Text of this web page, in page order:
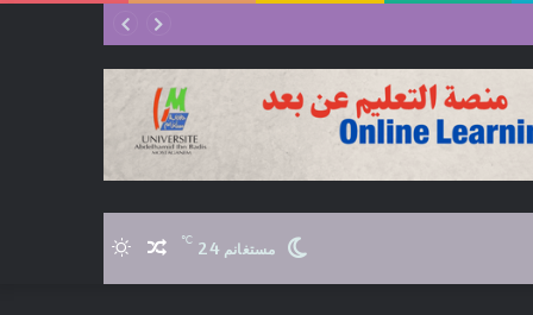
الوضعمقال مستغانم 24
℃